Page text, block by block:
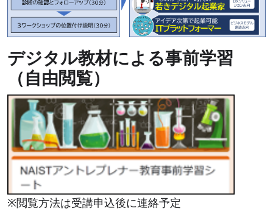
デジタル教材による事前学習
（自由閲覧）
※閲覧方法は受講申込後に連絡予定